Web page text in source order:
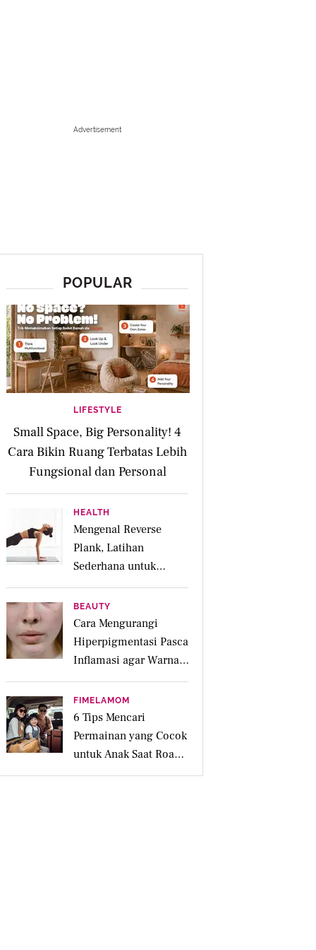
Advertisement
POPULAR
LIFESTYLE
Small Space, Big Personality! 4
Cara Bikin Ruang Terbatas Lebih
Fungsional dan Personal
HEALTH
Mengenal Reverse
Plank, Latihan
Sederhana untuk
Menguatkan Otot
Posterior dan Core
BEAUTY
Cara Mengurangi
Hiperpigmentasi Pasca
Inflamasi agar Warna
Kulit Lebih Merata
FIMELAMOM
6 Tips Mencari
Permainan yang Cocok
untuk Anak Saat Road
Trip Keluarga